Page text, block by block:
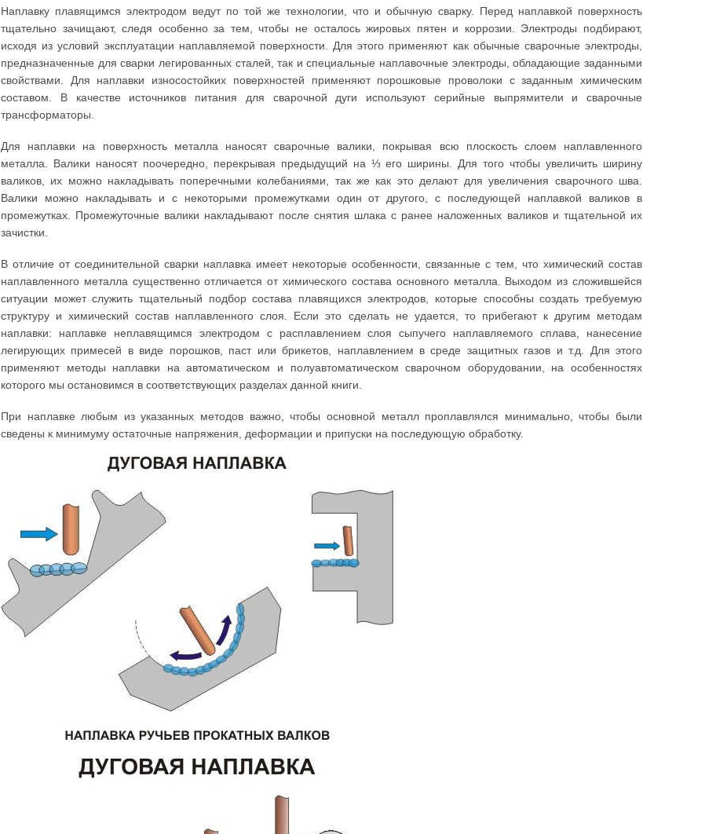
Наплавку плавящимся электродом ведут по той же технологии, что и обычную сварку. Перед наплавкой поверхность
тщательно зачищают, следя особенно за тем, чтобы не осталось жировых пятен и коррозии. Электроды подбирают,
исходя из условий эксплуатации наплавляемой поверхности. Для этого применяют как обычные сварочные электроды,
предназначенные для сварки легированных сталей, так и специальные наплавочные электроды, обладающие заданными
свойствами. Для наплавки износостойких поверхностей применяют порошковые проволоки с заданным химическим
составом. В качестве источников питания для сварочной дуги используют серийные выпрямители и сварочные
трансформаторы.
Для наплавки на поверхность металла наносят сварочные валики, покрывая всю плоскость слоем наплавленного
металла. Валики наносят поочередно, перекрывая предыдущий на ⅓ его ширины. Для того чтобы увеличить ширину
валиков, их можно накладывать поперечными колебаниями, так же как это делают для увеличения сварочного шва.
Валики можно накладывать и с некоторыми промежутками один от другого, с последующей наплавкой валиков в
промежутках. Промежуточные валики накладывают после снятия шлака с ранее наложенных валиков и тщательной их
зачистки.
В отличие от соединительной сварки наплавка имеет некоторые особенности, связанные с тем, что химический состав
наплавленного металла существенно отличается от химического состава основного металла. Выходом из сложившейся
ситуации может служить тщательный подбор состава плавящихся электродов, которые способны создать требуемую
структуру и химический состав наплавленного слоя. Если это сделать не удается, то прибегают к другим методам
наплавки: наплавке неплавящимся электродом с расплавлением слоя сыпучего наплавляемого сплава, нанесение
легирующих примесей в виде порошков, паст или брикетов, наплавлением в среде защитных газов и т.д. Для этого
применяют методы наплавки на автоматическом и полуавтоматическом сварочном оборудовании, на особенностях
которого мы остановимся в соответствующих разделах данной книги.
При наплавке любым из указанных методов важно, чтобы основной металл проплавлялся минимально, чтобы были
сведены к минимуму остаточные напряжения, деформации и припуски на последующую обработку.